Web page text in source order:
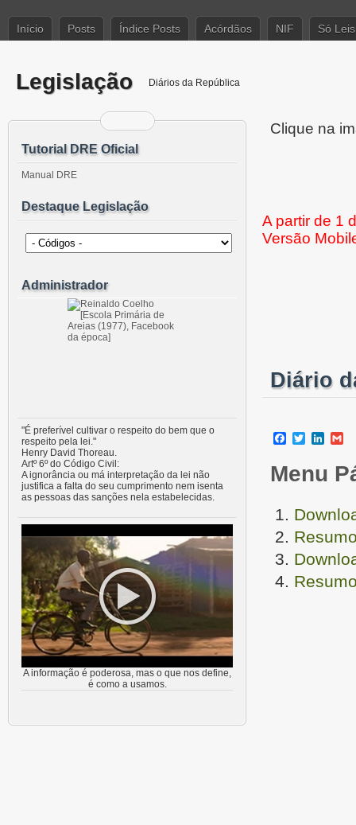
Início Posts Índice Posts Acórdãos NIF Só Leis
Legislação Diários da República
Clique na
A partir de 1
Versão
Diário
Facebook
Twitter
Menu
Tutorial DRE Oficial
Manual DRE
Destaque Legislação
Administrador
"É preferível cultivar o respeito do bem que o
respeito pela lei."
Henry David Thoreau.
Artº 6º do Código Civil:
A ignorância ou má interpretação da lei não
justifica a falta do seu cumprimento nem isenta
as pessoas das sanções nela estabelecidas.
A informação é poderosa, mas o que nos define,
é como a usamos.